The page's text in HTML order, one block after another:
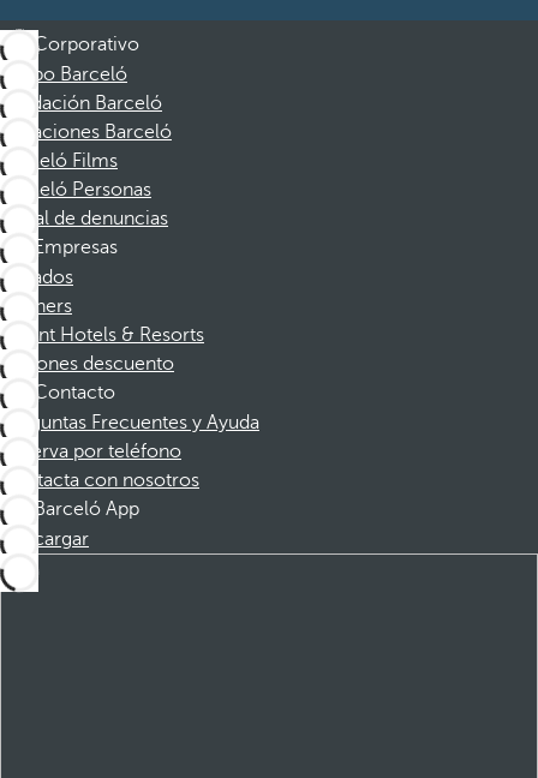
Corporativo
Grupo Barceló
Fundación Barceló
Vacaciones Barceló
Barceló Films
Barceló Personas
Canal de denuncias
Empresas
Afiliados
Partners
Dorint Hotels & Resorts
Cupones descuento
Contacto
Preguntas Frecuentes y Ayuda
Reserva por teléfono
Contacta con nosotros
Barceló App
Descargar